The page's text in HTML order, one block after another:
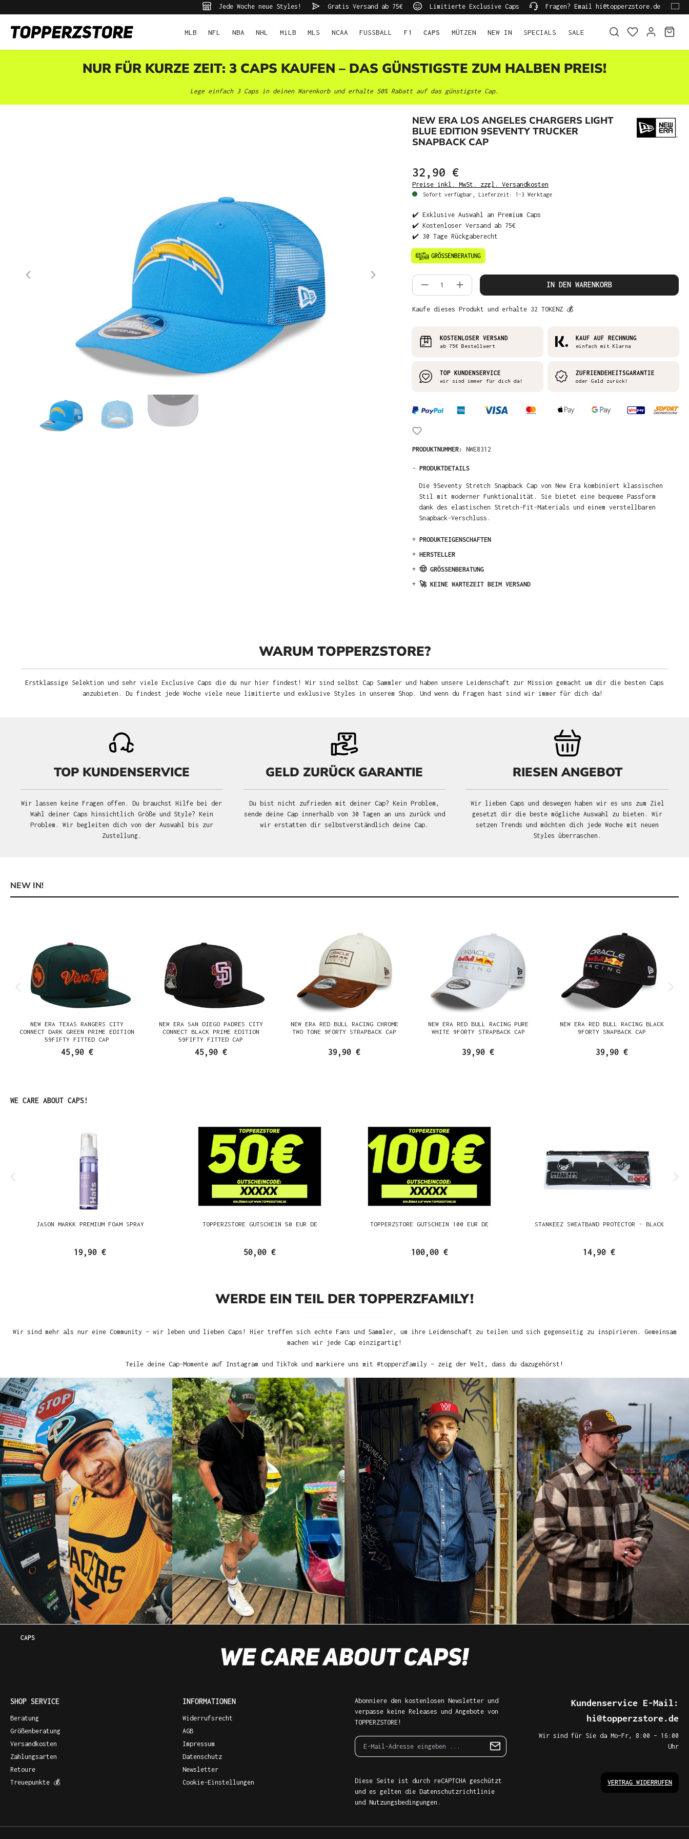
Jede Woche neue Styles! Gratis Versand ab 75€ Limitierte Exclusive Caps Fragen? Email hi@topperzstore.de
MLB NFL NBA NHL MiLB MLS NCAA FUSSBALL F1 CAPS MÜTZEN NEW IN SPECIALS SALE
NUR FÜR KURZE ZEIT: 3 CAPS KAUFEN – DAS GÜNSTIGSTE ZUM HALBEN PREIS!
Lege einfach 3 Caps in deinen Warenkorb und erhalte 50% Rabatt auf das günstigste Cap.
NEW ERA LOS ANGELES CHARGERS LIGHT
BLUE EDITION 9SEVENTY TRUCKER
SNAPBACK CAP
32,90 €
Preise inkl. MwSt. zzgl. Versandkosten
Sofort verfügbar, Lieferzeit: 1-3 Werktage
✔️ Exklusive Auswahl an Premium Caps
✔️ Kostenloser Versand ab 75€
✔️ 30 Tage Rückgaberecht
Produkt Anzahl: Gib den gewünschten Wert
IN DEN WARENKORB
Kaufe dieses Produkt und erhalte 32 TOKENZ 💰
KOSTENLOSER VERSAND
ab 75€ Bestellwert
KAUF AUF RECHNUNG
einfach mit Klarna
TOP KUNDENSERVICE
wir sind immer für dich da!
ZUFRIENDEHEITSGARANTIE
oder Geld zurück!
PRODUKTNUMMER: NWE8312
- PRODUKTDETAILS
Die 9Seventy Stretch Snapback Cap von New Era kombiniert klassischen
Stil mit moderner Funktionalität. Sie bietet eine bequeme Passform
dank des elastischen Stretch-Fit-Materials und einem verstellbaren
Snapback-Verschluss.
+ PRODUKTEIGENSCHAFTEN
+ HERSTELLER
+ 🤠 GRÖSSENBERATUNG
+ 🚀 KEINE WARTEZEIT BEIM VERSAND
WARUM TOPPERZSTORE?
Erstklassige Selektion und sehr viele Exclusive Caps die du nur hier findest! Wir sind selbst Cap Sammler und haben unsere Leidenschaft zur Mission gemacht um dir die besten Caps
anzubieten. Du findest jede Woche viele neue limitierte und exklusive Styles in unserem Shop. Und wenn du Fragen hast sind wir immer für dich da!
TOP KUNDENSERVICE
Wir lassen keine Fragen offen. Du brauchst Hilfe bei der
Wahl deiner Caps hinsichtlich Größe und Style? Kein
Problem. Wir begleiten dich von der Auswahl bis zur
Zustellung.
GELD ZURÜCK GARANTIE
Du bist nicht zufrieden mit deiner Cap? Kein Problem,
sende deine Cap innerhalb von 30 Tagen an uns zurück und
wir erstatten dir selbstverständlich deine Cap.
RIESEN ANGEBOT
Wir lieben Caps und deswegen haben wir es uns zum Ziel
gesetzt dir die beste mögliche Auswahl zu bieten. Wir
setzen Trends und möchten dich jede Woche mit neuen
Styles überraschen.
NEW IN!
NEW ERA TEXAS RANGERS CITY
CONNECT DARK GREEN PRIME EDITION
59FIFTY FITTED CAP
45,90 €
NEW ERA SAN DIEGO PADRES CITY
CONNECT BLACK PRIME EDITION
59FIFTY FITTED CAP
45,90 €
NEW ERA RED BULL RACING CHROME
TWO TONE 9FORTY STRAPBACK CAP
39,90 €
NEW ERA RED BULL RACING PURE
WHITE 9FORTY STRAPBACK CAP
39,90 €
NEW ERA RED BULL RACING BLACK
9FORTY SNAPBACK CAP
39,90 €
Produktgalerie überspringen
WE CARE ABOUT CAPS!
JASON MARKK PREMIUM FOAM SPRAY
19,90 €
TOPPERZSTORE GUTSCHEIN 50 EUR DE
50,00 €
TOPPERZSTORE GUTSCHEIN 100 EUR DE
100,00 €
STANKEEZ SWEATBAND PROTECTOR - BLACK
14,90 €
WERDE EIN TEIL DER TOPPERZFAMILY!
Wir sind mehr als nur eine Community – wir leben und lieben Caps! Hier treffen sich echte Fans und Sammler, um ihre Leidenschaft zu teilen und sich gegenseitig zu inspirieren. Gemeinsam
machen wir jede Cap einzigartig!
Teile deine Cap-Momente auf Instagram und TikTok und markiere uns mit #topperzfamily – zeig der Welt, dass du dazugehörst!
CAPS
SHOP SERVICE
Beratung
Größenberatung
Versandkosten
Zahlungsarten
Retoure
Treuepunkte 💰
INFORMATIONEN
Widerrufsrecht
AGB
Impressum
Datenschutz
Newsletter
Cookie-Einstellungen
Abonniere den kostenlosen Newsletter und
verpasse keine Releases und Angebote von
TOPPERZSTORE!
Diese Seite ist durch reCAPTCHA geschützt
und es gelten die Datenschutzrichtlinie
und Nutzungsbedingungen .
Kundenservice E-Mail:
hi@topperzstore.de
Wir sind für Sie da Mo–Fr, 8:00 – 16:00
Uhr
VERTRAG WIDERRUFEN